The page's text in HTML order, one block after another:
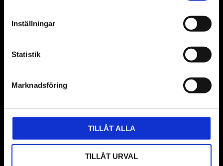
Inställningar
Statistik
Marknadsföring
TILLÅT ALLA
TILLÅT URVAL
Våra främsta leverantörer är KS Tools verktyg, ATH billyftar
gärna om vad som helst då vi gör vårt yttersta för att hjälpa